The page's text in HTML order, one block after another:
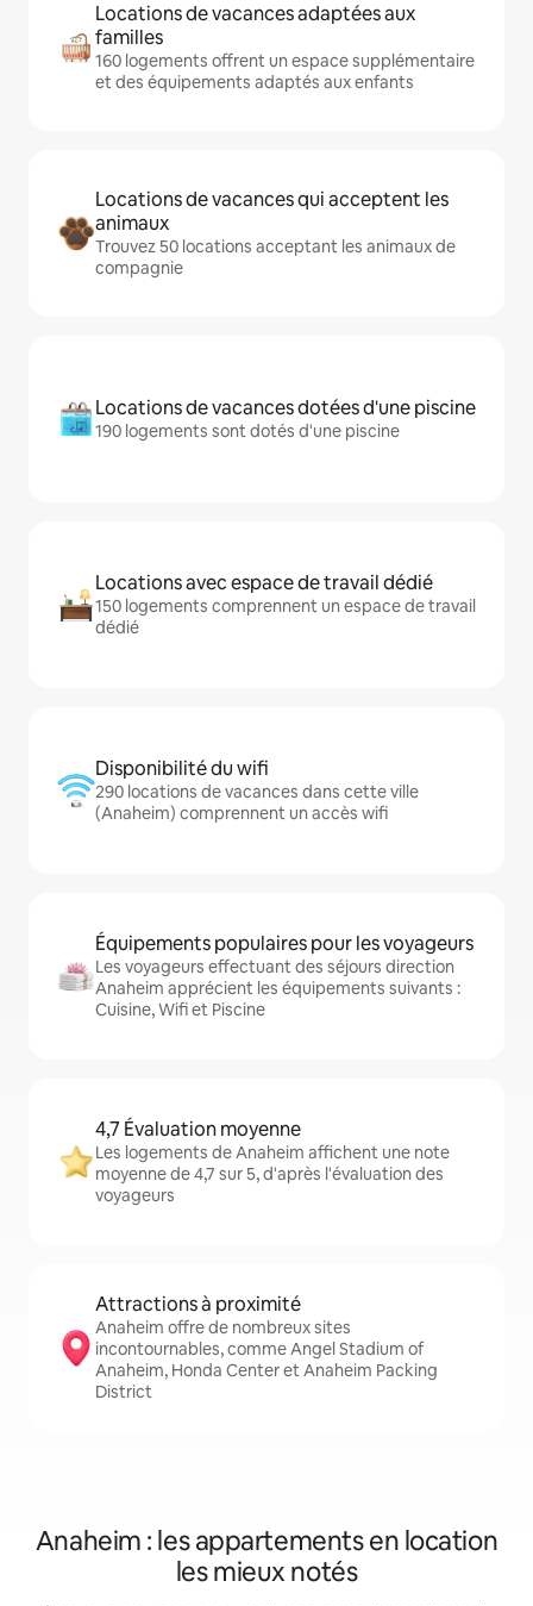
Locations de vacances adaptées aux
familles
160 logements offrent un espace supplémentaire
et des équipements adaptés aux enfants
Locations de vacances qui acceptent les
animaux
Trouvez 50 locations acceptant les animaux de
compagnie
Locations de vacances dotées d'une piscine
190 logements sont dotés d'une piscine
Locations avec espace de travail dédié
150 logements comprennent un espace de travail
dédié
Disponibilité du wifi
290 locations de vacances dans cette ville
(Anaheim) comprennent un accès wifi
Équipements populaires pour les voyageurs
Les voyageurs effectuant des séjours direction
Anaheim apprécient les équipements suivants :
Cuisine, Wifi et Piscine
4,7 Évaluation moyenne
Les logements de Anaheim affichent une note
moyenne de 4,7 sur 5, d'après l'évaluation des
voyageurs
Attractions à proximité
Anaheim offre de nombreux sites
incontournables, comme Angel Stadium of
Anaheim, Honda Center et Anaheim Packing
District
Anaheim : les appartements en location
les mieux notés